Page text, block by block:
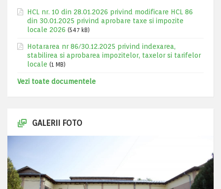
HCL nr. 10 din 28.01.2026 privind modificare HCL 86
din 30.01.2025 privind aprobare taxe si impozite
locale 2026 (547 kB)
Hotararea nr 86/30.12.2025 privind indexarea,
stabilirea si aprobarea impozitelor, taxelor si tarifelor
locale (1 MB)
Vezi toate documentele
GALERII FOTO